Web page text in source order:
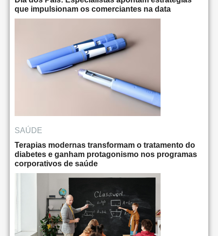
que impulsionam os comerciantes na data
SAÚDE
Terapias modernas transformam o tratamento do
diabetes e ganham protagonismo nos programas
corporativos de saúde